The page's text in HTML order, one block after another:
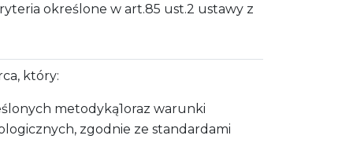
określone w art.85 ust.2 ustawy z
który:
metodyką1oraz warunki
zgodnie ze standardami